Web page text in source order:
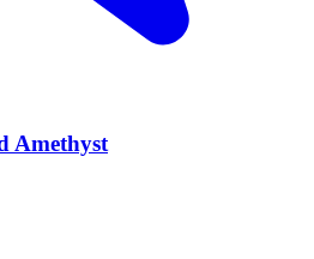
Amethyst